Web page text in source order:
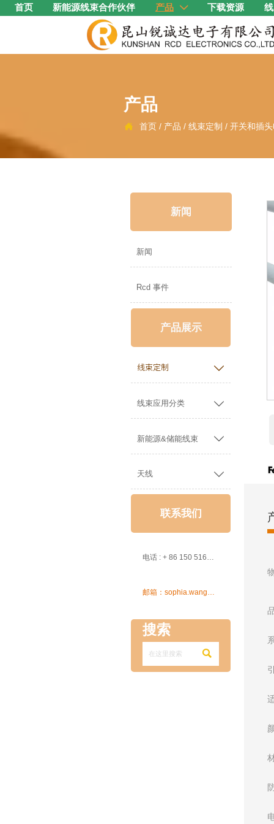
首页 新能源线束合作伙伴 产品  下载资源
产品
 首页 / 产品 /线束定制 /开关和插
新闻
新闻
Rcd 事件
产品展示
线束定制 
线束应用分类 
新能源&储能线束 
天线 
联系我们
电话 : + 86 150 5162 5639

搜索
